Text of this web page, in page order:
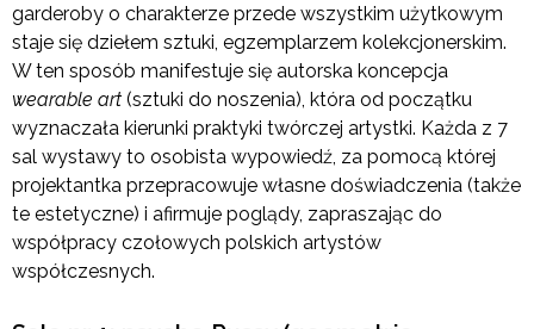
garderoby o charakterze przede wszystkim użytkowym
staje się dziełem sztuki, egzemplarzem kolekcjonerskim.
W ten sposób manifestuje się autorska koncepcja
wearable art (sztuki do noszenia), która od początku
wyznaczała kierunki praktyki twórczej artystki. Każda z 7
sal wystawy to osobista wypowiedź, za pomocą której
projektantka przepracowuje własne doświadczenia (także
te estetyczne) i afirmuje poglądy, zapraszając do
współpracy czołowych polskich artystów
współczesnych.